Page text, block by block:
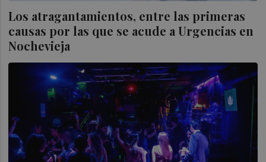
Los atragantamientos, entre las primeras
causas por las que se acude a Urgencias en
Nochevieja